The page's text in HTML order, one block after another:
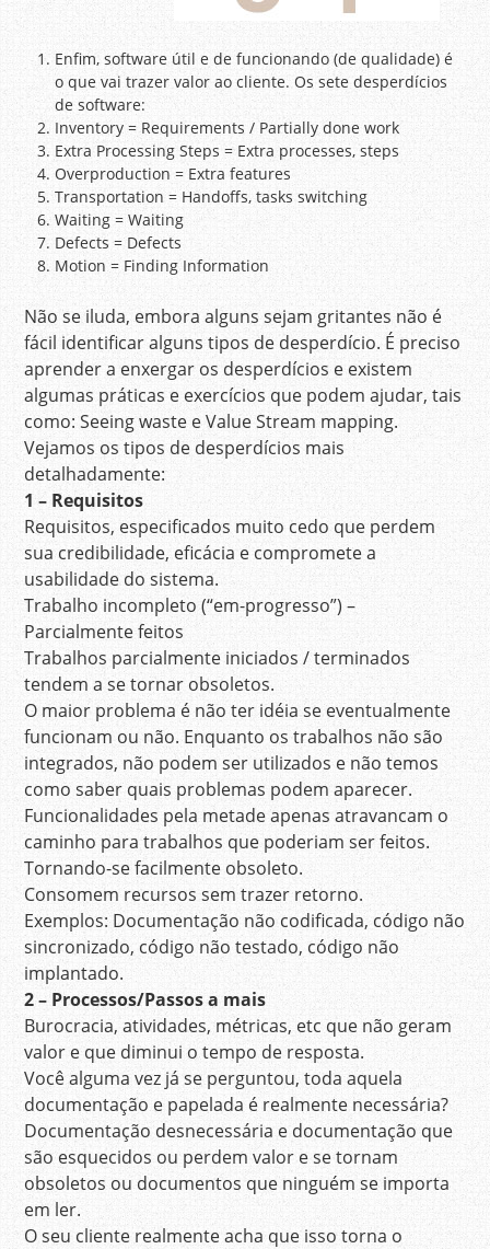
Enfim, software útil e de funcionando (de qualidade) é
o que vai trazer valor ao cliente. Os sete desperdícios
de software:
Inventory = Requirements / Partially done work
Extra Processing Steps = Extra processes, steps
Overproduction = Extra features
Transportation = Handoffs, tasks switching
Waiting = Waiting
Defects = Defects
Motion = Finding Information
Não se iluda, embora alguns sejam gritantes não é
fácil identificar alguns tipos de desperdício. É preciso
aprender a enxergar os desperdícios e existem
algumas práticas e exercícios que podem ajudar, tais
como: Seeing waste e Value Stream mapping.
Vejamos os tipos de desperdícios mais
detalhadamente:
1 – Requisitos
Requisitos, especificados muito cedo que perdem
sua credibilidade, eficácia e compromete a
usabilidade do sistema.
Trabalho incompleto (“em-progresso”) –
Parcialmente feitos
Trabalhos parcialmente iniciados / terminados
tendem a se tornar obsoletos.
O maior problema é não ter idéia se eventualmente
funcionam ou não. Enquanto os trabalhos não são
integrados, não podem ser utilizados e não temos
como saber quais problemas podem aparecer.
Funcionalidades pela metade apenas atravancam o
caminho para trabalhos que poderiam ser feitos.
Tornando-se facilmente obsoleto.
Consomem recursos sem trazer retorno.
Exemplos: Documentação não codificada, código não
sincronizado, código não testado, código não
implantado.
2 – Processos/Passos a mais
Burocracia, atividades, métricas, etc que não geram
valor e que diminui o tempo de resposta.
Você alguma vez já se perguntou, toda aquela
documentação e papelada é realmente necessária?
Documentação desnecessária e documentação que
são esquecidos ou perdem valor e se tornam
obsoletos ou documentos que ninguém se importa
em ler.
O seu cliente realmente acha que isso torna o